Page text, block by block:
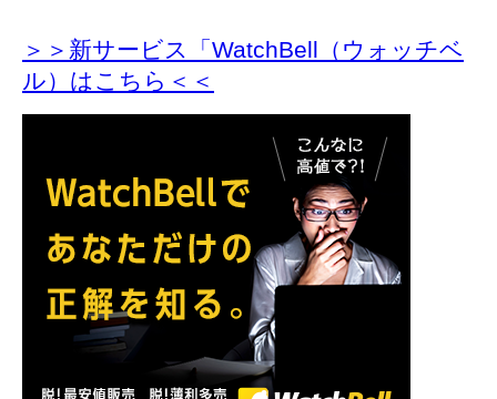
＞＞新サービス「WatchBell（ウォッチベ
ル）はこちら＜＜